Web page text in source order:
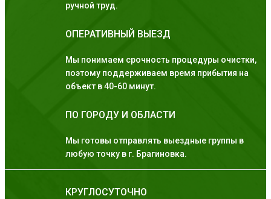
ручной труд.
ОПЕРАТИВНЫЙ ВЫЕЗД
Мы понимаем срочность процедуры очистки,
поэтому поддерживаем время прибытия на
объект в 40-60 минут.
ПО ГОРОДУ И ОБЛАСТИ
Мы готовы отправлять выездные группы в
любую точку в г. Брагиновка.
КРУГЛОСУТОЧНО